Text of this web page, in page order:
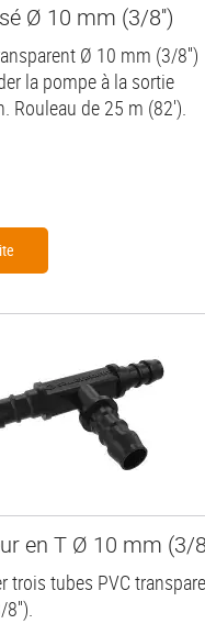
Ø 10 mm (3/8'')
Ø 10 mm (3/8'')
la pompe à la sortie
Rouleau de 25 m (82').
en T Ø 10 mm (3/
trois tubes PVC